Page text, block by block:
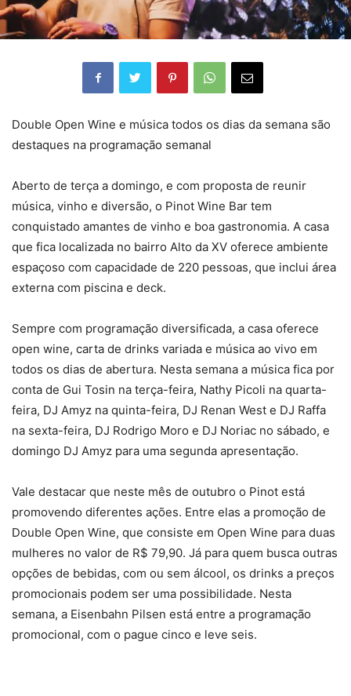
Double Open Wine e música todos os dias da semana são
destaques na programação semanal
Aberto de terça a domingo, e com proposta de reunir
música, vinho e diversão, o Pinot Wine Bar tem
conquistado amantes de vinho e boa gastronomia. A casa
que fica localizada no bairro Alto da XV oferece ambiente
espaçoso com capacidade de 220 pessoas, que inclui área
externa com piscina e deck.
Sempre com programação diversificada, a casa oferece
open wine, carta de drinks variada e música ao vivo em
todos os dias de abertura. Nesta semana a música fica por
conta de Gui Tosin na terça-feira, Nathy Picoli na quarta-
feira, DJ Amyz na quinta-feira, DJ Renan West e DJ Raffa
na sexta-feira, DJ Rodrigo Moro e DJ Noriac no sábado, e
domingo DJ Amyz para uma segunda apresentação.
Vale destacar que neste mês de outubro o Pinot está
promovendo diferentes ações. Entre elas a promoção de
Double Open Wine, que consiste em Open Wine para duas
mulheres no valor de R$ 79,90. Já para quem busca outras
opções de bebidas, com ou sem álcool, os drinks a preços
promocionais podem ser uma possibilidade. Nesta
semana, a Eisenbahn Pilsen está entre a programação
promocional, com o pague cinco e leve seis.